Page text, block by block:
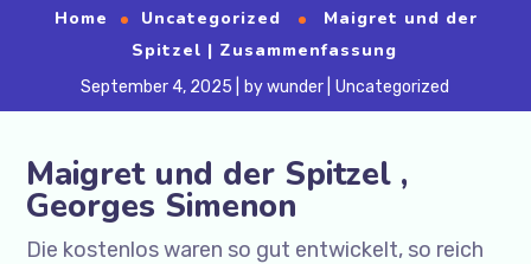
Home Uncategorized
Maigret und der
Spitzel | Zusammenfassung
September 4, 2025 bywunder Uncategorized
Maigret und der Spitzel ,
Georges Simenon
Die kostenlos waren so gut entwickelt, so reich